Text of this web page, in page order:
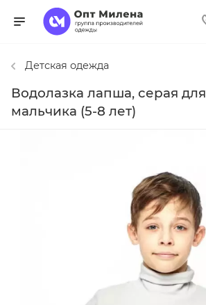
Детская одежда
Водолазка лапша, серая для
мальчика (5-8 лет)